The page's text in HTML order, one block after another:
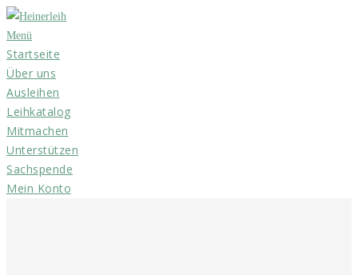
Zum
Inhalt
springen
Menü
Startseite
Über uns
Ausleihen
Leihkatalog
Mitmachen
Unterstützen
Sachspende
Mein Konto